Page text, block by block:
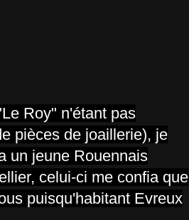
Roy" n'étant pas
pièces de joaillerie), je
un jeune Rouennais
celui-ci me confia que
puisqu'habitant Evreux